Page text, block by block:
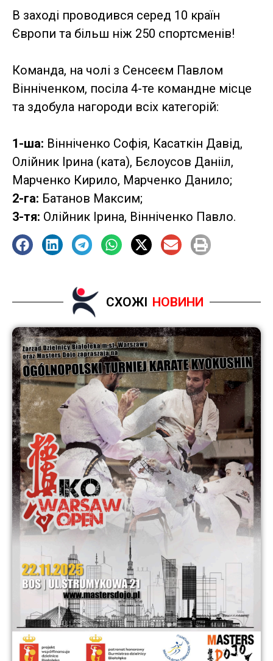
В заході проводився серед 10 країн
Європи та більш ніж 250 спортсменів!
Команда, на чолі з Сенсеєм Павлом
Вінніченком, посіла 4-те командне місце
та здобула нагороди всіх категорій:
1-ша: Вінніченко Софія, Касаткін Давід,
Олійник Ірина (ката), Бєлоусов Данііл,
Марченко Кирило, Марченко Данило;
2-га: Батанов Максим;
3-тя: Олійник Ірина, Вінніченко Павло.
СХОЖІ НОВИНИ